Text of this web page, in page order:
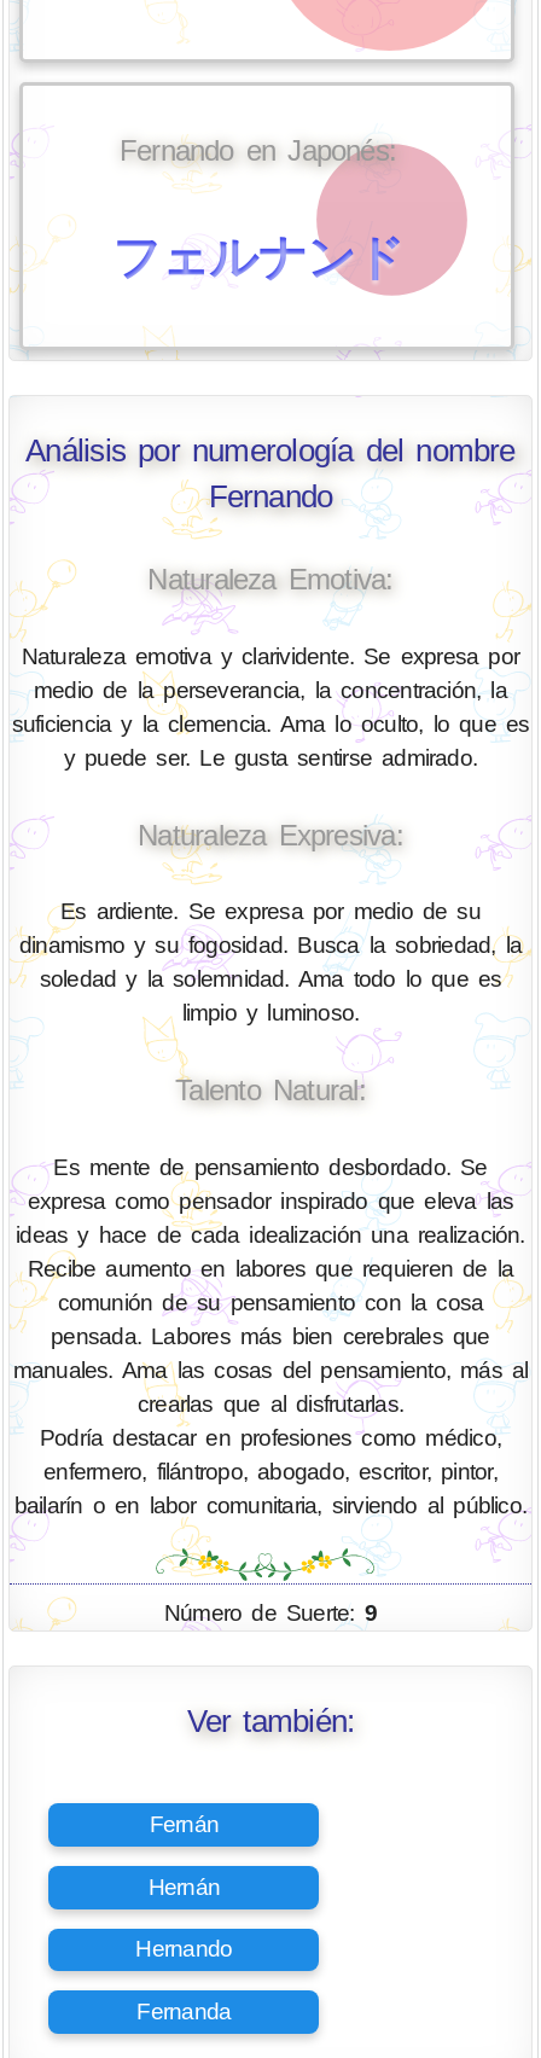
Fernando en Japonés:
フェルナンド
Análisis por numerología del nombre
Fernando
Naturaleza Emotiva:
Naturaleza emotiva y clarividente. Se expresa por
medio de la perseverancia, la concentración, la
suficiencia y la clemencia. Ama lo oculto, lo que es
y puede ser. Le gusta sentirse admirado.
Naturaleza Expresiva:
Es ardiente. Se expresa por medio de su
dinamismo y su fogosidad. Busca la sobriedad, la
soledad y la solemnidad. Ama todo lo que es
limpio y luminoso.
Talento Natural:
Es mente de pensamiento desbordado. Se
expresa como pensador inspirado que eleva las
ideas y hace de cada idealización una realización.
Recibe aumento en labores que requieren de la
comunión de su pensamiento con la cosa
pensada. Labores más bien cerebrales que
manuales. Ama las cosas del pensamiento, más al
crearlas que al disfrutarlas.
Podría destacar en profesiones como médico,
enfermero, filántropo, abogado, escritor, pintor,
bailarín o en labor comunitaria, sirviendo al público.
Número de Suerte: 9
Ver también:
Fernán
Hernán
Hernando
Fernanda